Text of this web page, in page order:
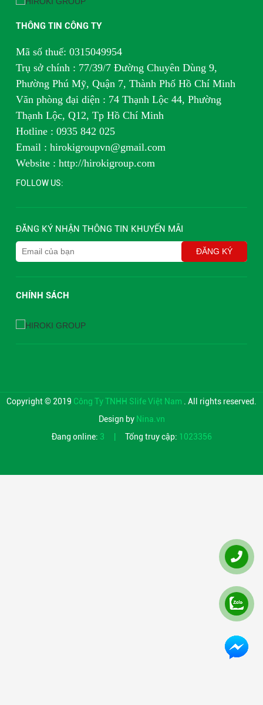
THÔNG TIN CÔNG TY
Mã số thuế: 0315049954
Trụ sở chính : 77/39/7 Đường Chuyên Dùng 9,
Phường Phú Mỹ, Quận 7, Thành Phố Hồ Chí Minh
Văn phòng đại diện : 74 Thạnh Lộc 44, Phường
Thạnh Lộc, Q12, Tp Hồ Chí Minh
Hotline : 0935 842 025
Email : hirokigroupvn@gmail.com
Website : http://hirokigroup.com
FOLLOW US:
ĐĂNG KÝ NHẬN THÔNG TIN KHUYẾN MÃI
CHÍNH SÁCH
Copyright © 2019 Công Ty TNHH Slife Việt Nam . All rights reserved.
Design by Nina.vn
Đang online: 3 Tổng truy cập: 1023356